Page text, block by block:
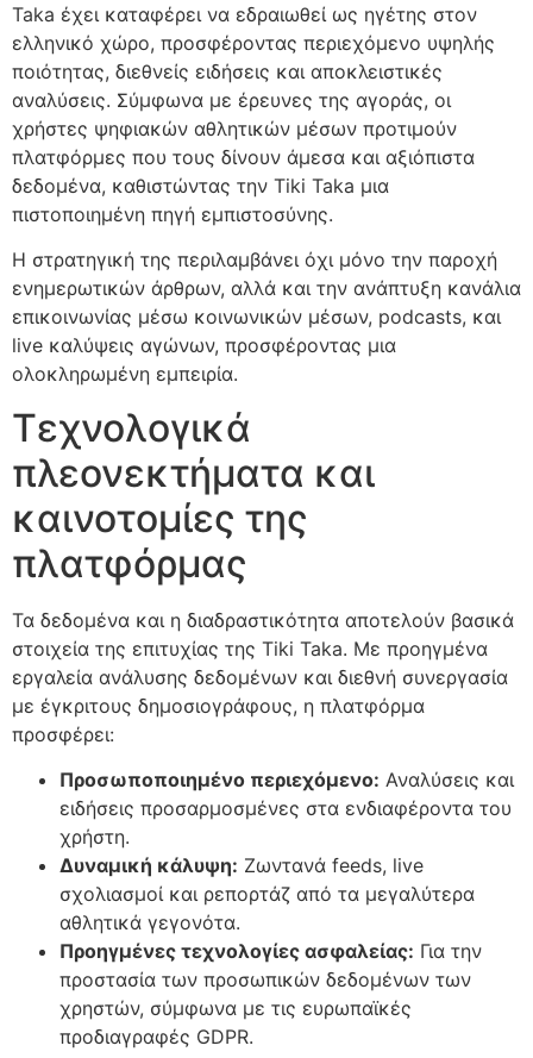
Taka έχει καταφέρει να εδραιωθεί ως ηγέτης στον
ελληνικό χώρο, προσφέροντας περιεχόμενο υψηλής
ποιότητας, διεθνείς ειδήσεις και αποκλειστικές
αναλύσεις. Σύμφωνα με έρευνες της αγοράς, οι
χρήστες ψηφιακών αθλητικών μέσων προτιμούν
πλατφόρμες που τους δίνουν άμεσα και αξιόπιστα
δεδομένα, καθιστώντας την Tiki Taka μια
πιστοποιημένη πηγή εμπιστοσύνης.
Η στρατηγική της περιλαμβάνει όχι μόνο την παροχή
ενημερωτικών άρθρων, αλλά και την ανάπτυξη κανάλια
επικοινωνίας μέσω κοινωνικών μέσων, podcasts, και
live καλύψεις αγώνων, προσφέροντας μια
ολοκληρωμένη εμπειρία.
Τεχνολογικά
πλεονεκτήματα και
καινοτομίες της
πλατφόρμας
Τα δεδομένα και η διαδραστικότητα αποτελούν βασικά
στοιχεία της επιτυχίας της Tiki Taka. Με προηγμένα
εργαλεία ανάλυσης δεδομένων και διεθνή συνεργασία
με έγκριτους δημοσιογράφους, η πλατφόρμα
προσφέρει:
Προσωποποιημένο περιεχόμενο: Αναλύσεις και
ειδήσεις προσαρμοσμένες στα ενδιαφέροντα του
χρήστη.
Δυναμική κάλυψη: Ζωντανά feeds, live
σχολιασμοί και ρεπορτάζ από τα μεγαλύτερα
αθλητικά γεγονότα.
Προηγμένες τεχνολογίες ασφαλείας: Για την
προστασία των προσωπικών δεδομένων των
χρηστών, σύμφωνα με τις ευρωπαϊκές
προδιαγραφές GDPR.